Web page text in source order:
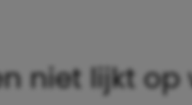
niet lijkt op